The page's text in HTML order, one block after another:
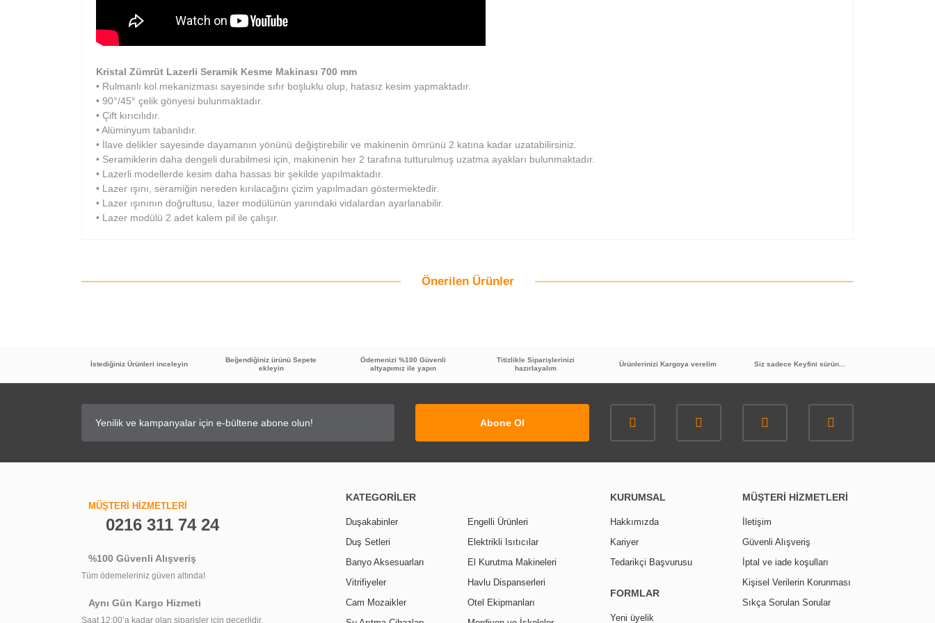
Kristal Zümrüt Lazerli Seramik Kesme Makinası 700 mm
• Rulmanlı kol mekanizması sayesinde sıfır boşluklu olup, hatasız kesim yapmaktadır.
• 90°/45° çelik gönyesi bulunmaktadır.
• Çift kırıcılıdır.
• Alüminyum tabanlıdır.
• İlave delikler sayesinde dayamanın yönünü değiştirebilir ve makinenin ömrünü 2 katına kadar uzatabilirsiniz.
• Seramiklerin daha dengeli durabilmesi için, makinenin her 2 tarafına tutturulmuş uzatma ayakları bulunmaktadır.
• Lazerli modellerde kesim daha hassas bir şekilde yapılmaktadır.
• Lazer ışını, seramiğin nereden kırılacağını çizim yapılmadan göstermektedir.
• Lazer ışınının doğrultusu, lazer modülünün yanındaki vidalardan ayarlanabilir.
• Lazer modülü 2 adet kalem pil ile çalışır.
Bu ürüne ilk yorumu siz yapın!
Önerilen Ürünler
Kristal Seramik Kesme Yedek Elmas Takımı
İstediğiniz Ürünleri inceleyin
Beğendiğiniz ürünü Sepete
ekleyin
Ödemenizi %100 Güvenli
altyapımız ile yapın
Titizlikle Siparişlerinizi
hazırlayalım
Ürünlerinizi Kargoya verelim Siz sadece Keyfini sürün...
Abone Ol
MÜŞTERİ HİZMETLERİ
0216 311 74 24
%100 Güvenli Alışveriş
Tüm ödemeleriniz güven altında!
Aynı Gün Kargo Hizmeti
Saat 12:00’a kadar olan siparişler için geçerlidir.
KATEGORİLER
Duşakabinler
Duş Setleri
Banyo Aksesuarları
Vitrifiyeler
Cam Mozaikler
Engelli Ürünleri
Elektrikli Isıtıcılar
El Kurutma Makineleri
Havlu Dispanserleri
Otel Ekipmanları
KURUMSAL
Hakkımızda
Kariyer
Tedarikçi Başvurusu
FORMLAR
Yeni üyelik
MÜŞTERİ HİZMETLERİ
İletişim
Güvenli Alışveriş
İptal ve iade koşulları
Kişisel Verilerin Korunması
Sıkça Sorulan Sorular